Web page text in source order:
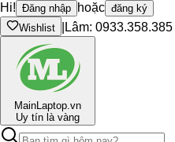
Hi! Đăng nhập hoặc đăng ký
Wishlist
Lâm: 0933.358.385
MainLaptop.vn
Uy tín là vàng